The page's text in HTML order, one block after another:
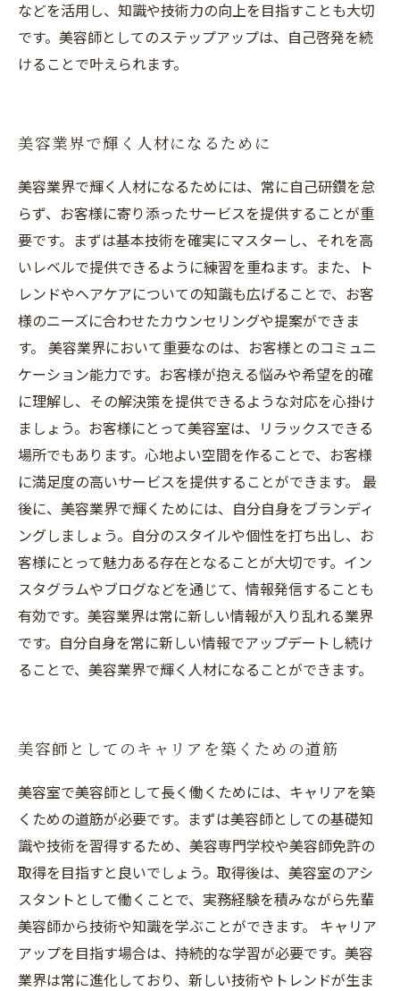
などを活用し、知識や技術力の向上を目指すことも大切
です。美容師としてのステップアップは、自己啓発を続
けることで叶えられます。
美容業界で輝く人材になるために
美容業界で輝く人材になるためには、常に自己研鑽を怠
らず、お客様に寄り添ったサービスを提供することが重
要です。まずは基本技術を確実にマスターし、それを高
いレベルで提供できるように練習を重ねます。また、ト
レンドやヘアケアについての知識も広げることで、お客
様のニーズに合わせたカウンセリングや提案ができま
す。 美容業界において重要なのは、お客様とのコミュニ
ケーション能力です。お客様が抱える悩みや希望を的確
に理解し、その解決策を提供できるような対応を心掛け
ましょう。お客様にとって美容室は、リラックスできる
場所でもあります。心地よい空間を作ることで、お客様
に満足度の高いサービスを提供することができます。 最
後に、美容業界で輝くためには、自分自身をブランディ
ングしましょう。自分のスタイルや個性を打ち出し、お
客様にとって魅力ある存在となることが大切です。イン
スタグラムやブログなどを通じて、情報発信することも
有効です。美容業界は常に新しい情報が入り乱れる業界
です。自分自身を常に新しい情報でアップデートし続け
ることで、美容業界で輝く人材になることができます。
美容師としてのキャリアを築くための道筋
美容室で美容師として長く働くためには、キャリアを築
くための道筋が必要です。まずは美容師としての基礎知
識や技術を習得するため、美容専門学校や美容師免許の
取得を目指すと良いでしょう。取得後は、美容室のアシ
スタントとして働くことで、実務経験を積みながら先輩
美容師から技術や知識を学ぶことができます。 キャリア
アップを目指す場合は、持続的な学習が必要です。美容
業界は常に進化しており、新しい技術やトレンドが生ま